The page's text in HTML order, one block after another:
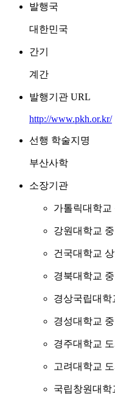
발행국
대한민국
간기
계간
발행기관 URL
http://www.pkh.or.kr/
선행 학술지명
부산사학
소장기관
가톨릭대학
강원대학교
건국대학교
경북대학교
경상국립대학
경성대학교
경주대학교
고려대학교
국립창원대